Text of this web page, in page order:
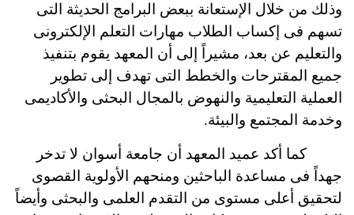
وذلك من خلال الإستعانة ببعض البرامج الحديثة التى
تسهم فى إكساب الطلاب مهارات التعلم الإلكترونى
والتعليم عن بعد، مشيراً إلى أن المعهد يقوم بتنفيذ
جميع المقترحات والخطط التى تهدف إلى تطوير
العملية التعليمية والنهوض بالمجال البحثى والأكاديمى
وخدمة المجتمع والبيئة.
كما أكد عميد المعهد أن جامعة أسوان لا تدخر
جهداً فى مساعدة الباحثين ومنحهم الأولوية القصوى
لتحقيق أعلى مستوى من التقدم العلمى والبحثى وأيضاً